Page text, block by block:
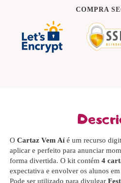
COMPRA
O Cartaz Vem Aíé um recurso
aplicar e perfeito para anunciar
forma divertida. O kit contém 4
expectativa e envolver os alunos
Pode ser utilizado para divulgar